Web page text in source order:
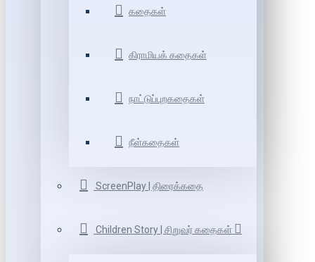
கதைகள்
கிராமியக் கதைகள்
நாட்டுப்புறகதைகள்
நீள்கதைகள்
ScreenPlay | திரைக்கதை
Children Story | சிறுவர் கதைகள்